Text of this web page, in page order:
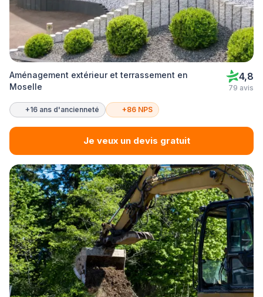
Aménagement extérieur et terrassement en
Moselle
4,8
79 avis
+16 ans d'ancienneté +86 NPS
Je veux un devis gratuit